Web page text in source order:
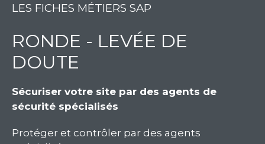
LES FICHES MÉTIERS SAP
RONDE - LEVÉE DE
DOUTE
Sécuriser votre site par des agents de
sécurité spécialisés
Protéger et contrôler par des agents